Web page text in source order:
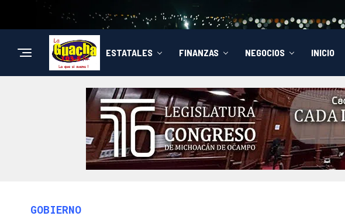
ESTATALES FINANZAS NEGOCIOS INICIO
GOBIERNO